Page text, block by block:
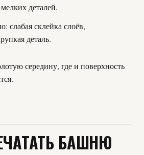
деталей.
слабая склейка слоёв,
деталь.
середину, где и поверхность
БАШНЮ